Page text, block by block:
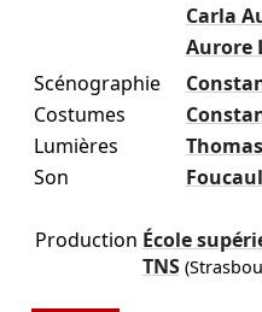
Carla
Aurore
Scénographie
Costumes
Lumières
Son
Production École
TNS